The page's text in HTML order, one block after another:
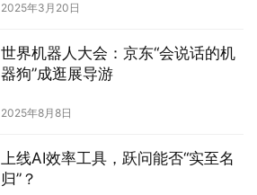
2025年3月20日
世界机器人大会：京东“会说话的机
器狗”成逛展导游
2025年8月8日
上线AI效率工具，跃问能否“实至名
归”？